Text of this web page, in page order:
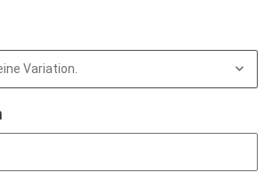
Variation.